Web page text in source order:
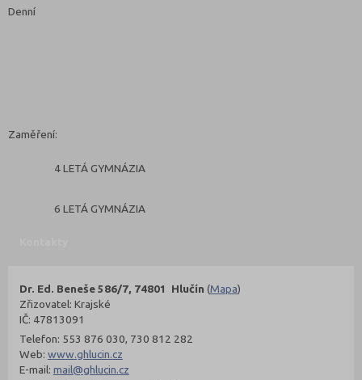
Denní
Zaměření:
4 LETÁ GYMNÁZIA
6 LETÁ GYMNÁZIA
Dr. Ed. Beneše 586/7, 74801 Hlučín (Mapa)
Zřizovatel: Krajské
IČ: 47813091
Telefon: 553 876 030, 730 812 282
Web: www.ghlucin.cz
E-mail: mail@ghlucin.cz